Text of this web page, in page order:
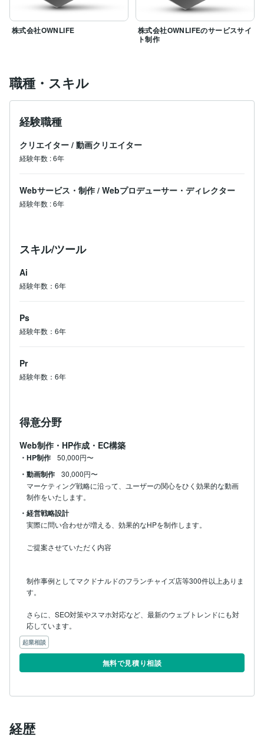
ココナラのビデオチャットサービスを使用した更新レク
チャーもご用意しております。
こちらご利用いただくと、サイトの簡単なカスタマイズ
もご自分で行えるようになるので、サイトに新しいコン
に入って頂ければ是非ご依頼頂ければと思います。
https://shijoomiya.com　マクドナルドFC
https://www.colmardo.co.jp　　洋菓子店
https://www.kobayashi-bussan.co.jp/　商社
【サイト作成に関して】
HPに必要な機能・性能を丸ごと規格製品化しました！
Ivalueという制作キットで作成します。
ノンコードで作成するシンプルなホームページを作成す
作成するプラン
ご希望によって幅広い方に対応しているサービスとなり
私のサービスを利用するメリット
・金額がとにかく安い
・爆速納品
------------------------------------------
よろしくお願いいたします。
株式会社OWNLIFE
株式会社OWNLIFEのサービスサイ
ト制作
職種・スキル
経験職種
クリエイター / 動画クリエイター
経験年数 :6年
Webサービス・制作 / Webプロデューサー・ディレクター
経験年数 :6年
スキル/ツール
Ai
経験年数：6年
Ps
経験年数：6年
Pr
経験年数：6年
得意分野
Web制作・HP作成・EC構築
・HP制作 50,000円〜
・動画制作
30,000円〜
マーケティング戦略に沿って、ユーザーの関心をひく効果的な動画
制作をいたします。
・経営戦略設計
実際に問い合わせが増える、効果的なHPを制作します。
ご提案させていただく内容
制作事例としてマクドナルドのフランチャイズ店等300件以上ありま
す。
さらに、SEO対策やスマホ対応など、最新のウェブトレンドにも対
応しています。
起業相談
無料で見積り相談
経歴